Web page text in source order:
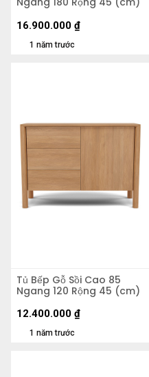
1 năm trước
16.900.000 ₫
Tủ Bếp Gỗ Sồi Cao 85
Ngang 120 Rộng 45 (cm)
1 năm trước
12.400.000 ₫